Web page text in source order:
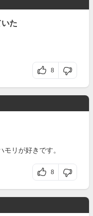
た
8
リが好きです。
8